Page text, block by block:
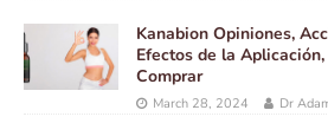
Kanabion Opiniones,
Efectos de la
Comprar
March 28, 2024 Dr